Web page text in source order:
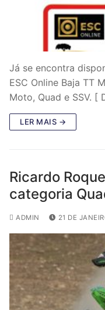
Já se encontra
ESC Online Baja TT
Moto, Quad e SSV. [
LER MAIS →
Ricardo
categoria
ADMIN 21 DE